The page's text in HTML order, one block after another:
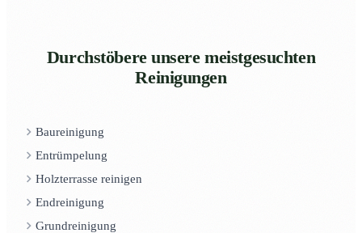
Durchstöbere unsere meistgesuchten
Reinigungen
Baureinigung
Entrümpelung
Holzterrasse reinigen
Endreinigung
Grundreinigung